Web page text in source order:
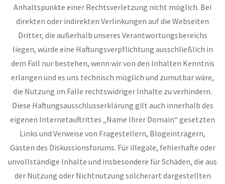
Anhaltspunkte einer Rechtsverletzung nicht möglich. Bei
direkten oder indirekten Verlinkungen auf die Webseiten
Dritter, die außerhalb unseres Verantwortungsbereichs
liegen, würde eine Haftungsverpflichtung ausschließlich in
dem Fall nur bestehen, wenn wir von den Inhalten Kenntnis
erlangen und es uns technisch möglich und zumutbar wäre,
die Nutzung im Falle rechtswidriger Inhalte zu verhindern.
Diese Haftungsausschlusserklärung gilt auch innerhalb des
eigenen Internetauftrittes „Name Ihrer Domain“ gesetzten
Links und Verweise von Fragestellern, Blogeinträgern,
Gästen des Diskussionsforums. Für illegale, fehlerhafte oder
unvollständige Inhalte und insbesondere für Schäden, die aus
der Nutzung oder Nichtnutzung solcherart dargestellten